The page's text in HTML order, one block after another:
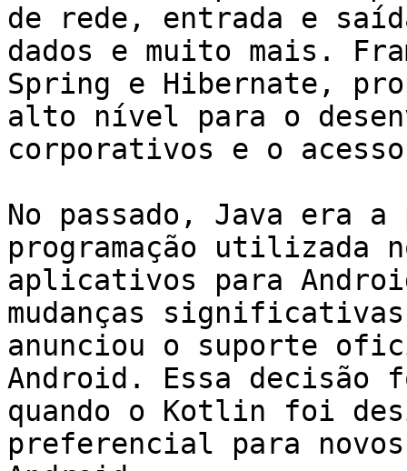
de rede, entrada e
dados e muito mais.
Spring e Hibernate,
alto nível para o
corporativos e o
No passado, Java era
programação utilizada
aplicativos para
mudanças significativas
anunciou o suporte
Android. Essa decisão
quando o Kotlin foi
preferencial para